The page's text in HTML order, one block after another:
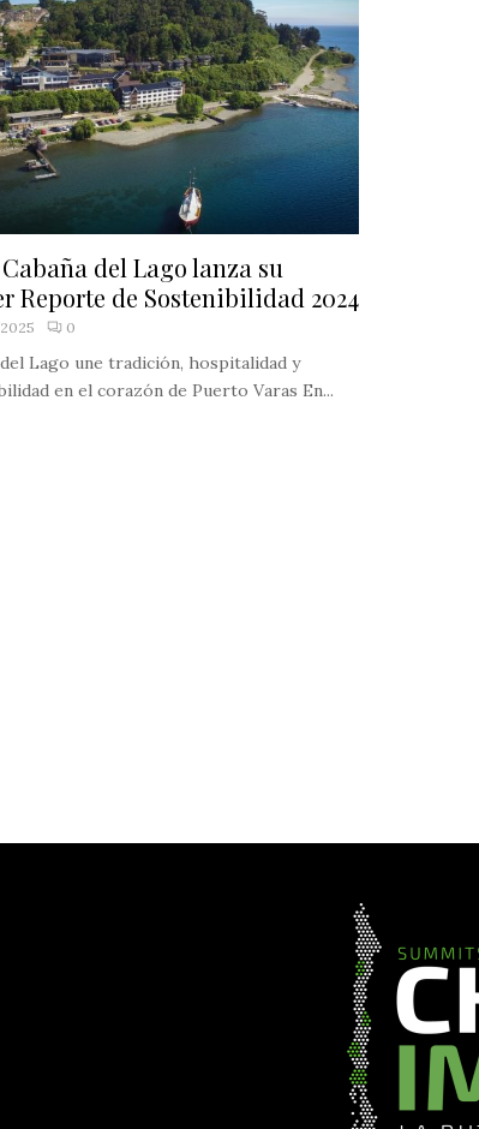
del Lago lanza su
Reporte de Sostenibilidad 2024
0
del Lago une tradición, hospitalidad y
en el corazón de Puerto Varas En...